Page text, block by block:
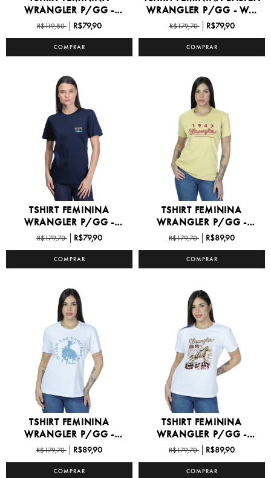
WRANGLER P/GG -
WF5744
R$119,80 R$79,90
COMPRAR
WRANGLER P/GG - W...
R$179,70 R$79,90
COMPRAR
TSHIRT FEMININA
WRANGLER P/GG -
WF5729
R$179,70 R$79,90
COMPRAR
TSHIRT FEMININA
WRANGLER P/GG -
WF5755
R$179,70 R$89,90
COMPRAR
TSHIRT FEMININA
WRANGLER P/GG -
WF5754
R$179,70 R$89,90
COMPRAR
TSHIRT FEMININA
WRANGLER P/GG -
WF5747
R$179,70 R$89,90
COMPRAR